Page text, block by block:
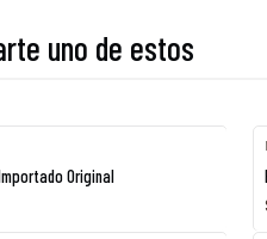
uno de estos
Original